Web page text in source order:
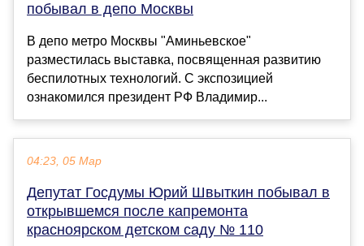
побывал в депо Москвы
В депо метро Москвы "Аминьевское"
разместилась выставка, посвященная развитию
беспилотных технологий. С экспозицией
ознакомился президент РФ Владимир...
04:23, 05 Мар
Депутат Госдумы Юрий Швыткин побывал в
открывшемся после капремонта
красноярском детском саду № 110